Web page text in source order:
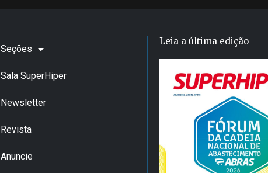
Seções
Sala SuperHiper
Newsletter
Revista
Anuncie
Leia a última edição